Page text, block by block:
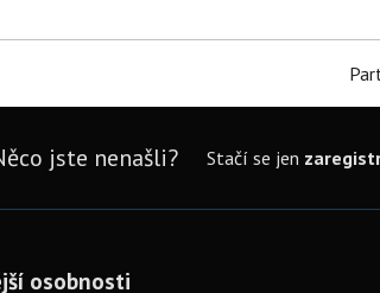
jste nenašli? Stačí se jen
osobnosti